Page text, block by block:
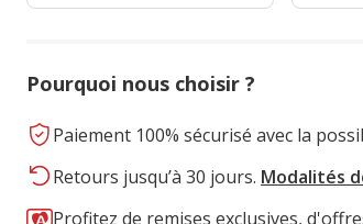
Pourquoi nous choisir ?
Paiement 100% sécurisé avec la
Retours jusqu’à 30 jours. Modalités
Profitez de remises exclusives,